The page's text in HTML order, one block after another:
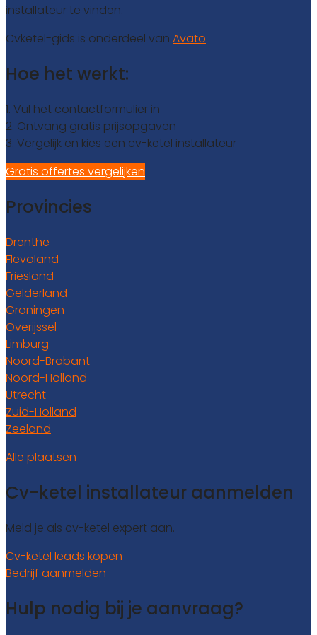
installateur te vinden.
Cvketel-gids is onderdeel van Avato
Hoe het werkt:
1. Vul het contactformulier in
2. Ontvang gratis prijsopgaven
3. Vergelijk en kies een cv-ketel installateur
Gratis offertes vergelijken
Provincies
Drenthe
Flevoland
Friesland
Gelderland
Groningen
Overijssel
Limburg
Noord-Brabant
Noord-Holland
Utrecht
Zuid-Holland
Zeeland
Alle plaatsen
Cv-ketel installateur aanmelden
Meld je als cv-ketel expert aan.
Cv-ketel leads kopen
Bedrijf aanmelden
Hulp nodig bij je aanvraag?